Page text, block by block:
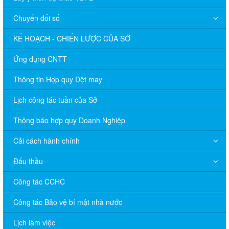
Chuyển đổi số
KẾ HOẠCH - CHIẾN LƯỢC CỦA SỞ
Ứng dụng CNTT
Thông tin Hợp quy Dệt may
Lịch công tác tuần của Sở
Thông báo hợp quy Doanh Nghiệp
Cải cách hành chính
Đấu thầu
Công tác CCHC
Công tác Bảo vệ bí mật nhà nước
Lịch làm việc